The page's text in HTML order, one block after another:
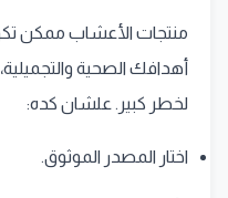
منتجات الأعشاب ممكن
أهدافك الصحية
لخطر كبير. علشان كده:
اختار المصدر الموثوق.